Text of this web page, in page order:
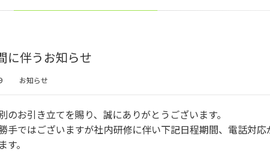
に伴うお知らせ
お知らせ
のお引き立てを賜り、誠にありがとうございます。
手ではございますが社内研修に伴い下記日程期間、電話対
。